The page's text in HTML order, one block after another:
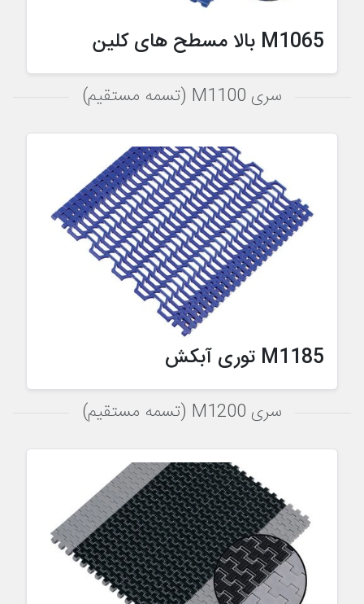
M1065 بالا مسطح های کلین
سری M1100 (تسمه مستقیم)
M1185 توری آبکش
سری M1200 (تسمه مستقیم)